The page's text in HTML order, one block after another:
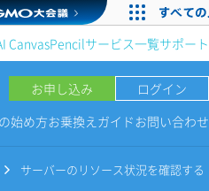
CanvasPencilサービス一覧サポート
お申し込み
ログイン
始め方お乗換えガイドお問い合わせ
サーバーのリソース状況を確認する